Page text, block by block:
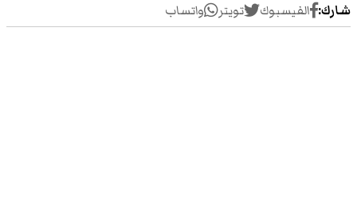
شارك: الفيسبوك تويتر واتساب